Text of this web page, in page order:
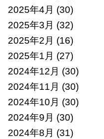
2025年4月 (30)
2025年3月 (32)
2025年2月 (16)
2025年1月 (27)
2024年12月 (30)
2024年11月 (30)
2024年10月 (30)
2024年9月 (30)
2024年8月 (31)